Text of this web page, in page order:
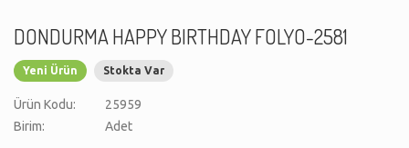
DONDURMA HAPPY BIRTHDAY FOLYO-2581
Yeni Ürün Stokta Var
Ürün Kodu:
25959
Birim:
Adet